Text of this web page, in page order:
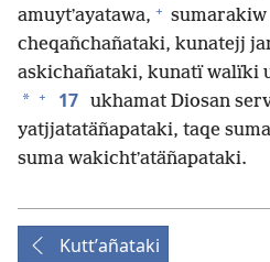
amuytʼayatawa, +
cheqañchañataki, kunatejj
askichañataki, kunatï walïki
* + 17 ukhamat Diosan
yatjjatatäñapataki, taqe
suma wakichtʼatäñapataki.
Kuttʼañataki